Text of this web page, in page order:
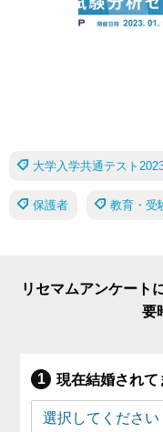
大学入学共通テスト
保護者 教育・受
リセマムアンケート
要
現在結婚されて